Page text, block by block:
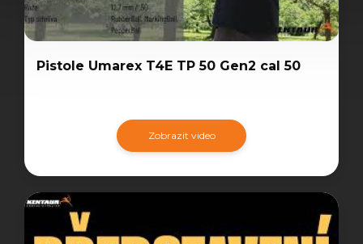
Pistole Umarex T4E TP 50 Gen2 cal 50
Zobrazit video